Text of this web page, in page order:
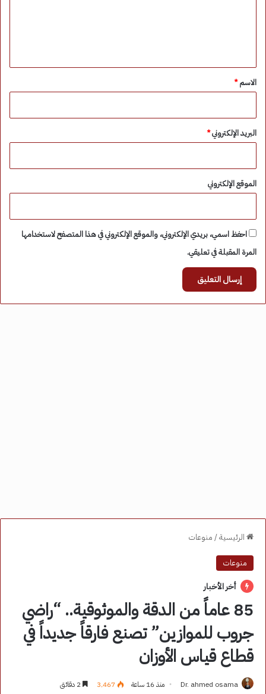
*
الاسم*
البريد الإلكتروني*
الموقع الإلكتروني
احفظ اسمي، بريدي الإلكتروني، والموقع الإلكتروني في هذا المتصفح لاستخدامها
المرة المقبلة في تعليقي.